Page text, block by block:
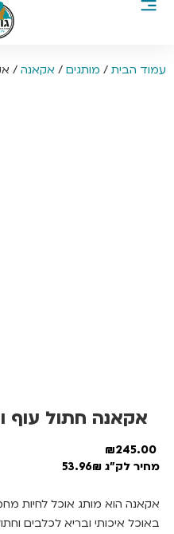
עמוד הבית / מותגים / אקאנה /
אקאנה חתול עוף והודו 4.54
245.00
₪
מחיר לק"ג 53.96₪
אקאנה הוא מותג אוכל לחיות
באוכל איכותי ובריא לכלבים